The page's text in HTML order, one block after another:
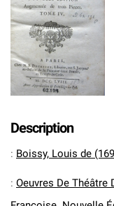
Description
: Boissy, Louis de
: Oeuvres De Théâtre